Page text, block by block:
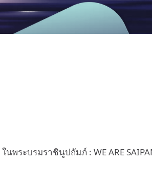
พระบรมราชินูปถัมภ์ : WE ARE